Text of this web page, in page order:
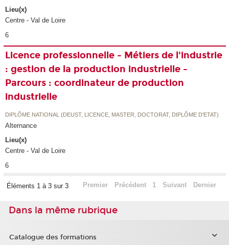
Lieu(x)
Centre - Val de Loire
6
Licence professionnelle - Métiers de l'industrie
: gestion de la production industrielle -
Parcours : coordinateur de production
industrielle
DIPLÔME NATIONAL (DEUST, LICENCE, MASTER, DOCTORAT, DIPLÔME D'ETAT)
Alternance
Lieu(x)
Centre - Val de Loire
6
Éléments 1 à 3 sur 3 Premier Précédent 1 Suivant Dernier
Dans la même rubrique
Catalogue des formations